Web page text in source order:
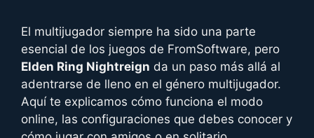
El multijugador siempre ha sido una parte
esencial de los juegos de FromSoftware, pero
Elden Ring Nightreign da un paso más allá al
adentrarse de lleno en el género multijugador.
Aquí te explicamos cómo funciona el modo
online, las configuraciones que debes conocer y